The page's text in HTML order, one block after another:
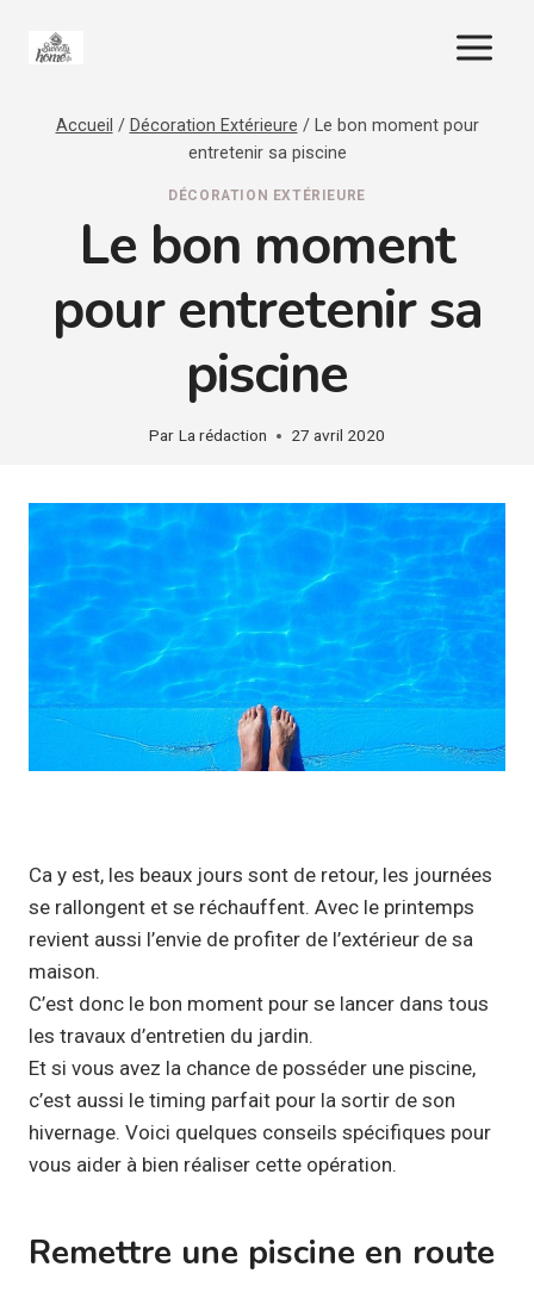
Accueil / Décoration Extérieure / Le bon moment pour
entretenir sa piscine
DÉCORATION EXTÉRIEURE
Le bon moment
pour entretenir sa
piscine
Par La rédaction 27 avril 2020
Ca y est, les beaux jours sont de retour, les journées
se rallongent et se réchauffent. Avec le printemps
revient aussi l’envie de profiter de l’extérieur de sa
maison.
C’est donc le bon moment pour se lancer dans tous
les travaux d’entretien du jardin.
Et si vous avez la chance de posséder une piscine,
c’est aussi le timing parfait pour la sortir de son
hivernage. Voici quelques conseils spécifiques pour
vous aider à bien réaliser cette opération.
Remettre une piscine en route